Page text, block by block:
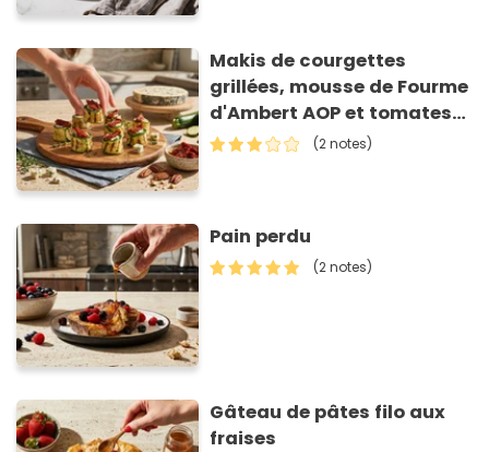
Makis de courgettes
grillées, mousse de Fourme
d'Ambert AOP et tomates
séchées
(2 notes)
Pain perdu
(2 notes)
Gâteau de pâtes filo aux
fraises